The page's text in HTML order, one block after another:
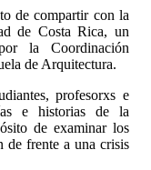
de compartir con la
de Costa Rica, un
la Coordinación
de Arquitectura.
profesorxs e
e historias de la
de examinar los
de frente a una crisis